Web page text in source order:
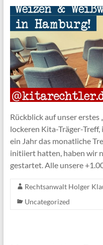
Rückblick auf unser erstes
lockeren Kita-Träger-
ein Jahr das monatliche
initiiert hatten, haben wir
gestartet. Alle unsere
Rechtsanwalt Holger
Uncategorized